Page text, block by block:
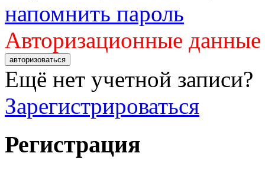
напомнить пароль
Авторизационные
авторизоваться
Ещё нет учетной записи?
Зарегистрироваться
Регистрация